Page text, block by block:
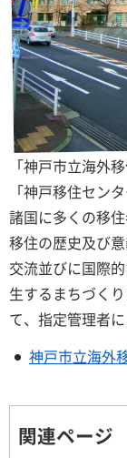
「神戸市立海外
「神戸移住セン
諸国に多くの移
移住の歴史及び
交流並びに国際
生するまちづく
て、指定管理者
神戸市立海外
関連ページ